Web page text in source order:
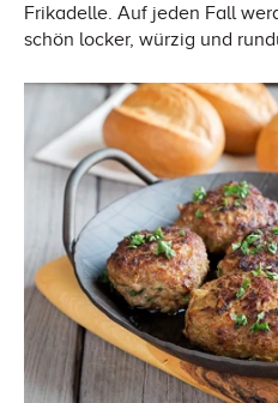
Frikadelle. Auf jeden Fall
schön locker, würzig und